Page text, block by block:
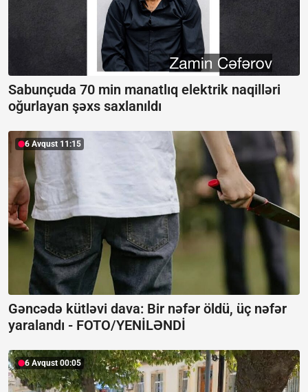
Sabunçuda 70 min manatlıq elektrik naqilləri
oğurlayan şəxs saxlanıldı
6 Avqust 11:15
Gəncədə kütləvi dava: Bir nəfər öldü, üç nəfər
yaralandı - FOTO/YENİLƏNDİ
6 Avqust 00:05